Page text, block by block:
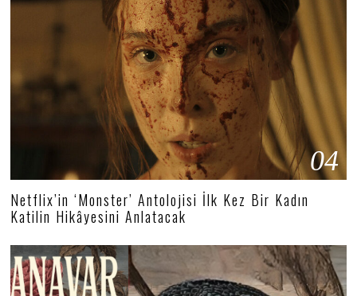
04
Netflix’in ‘Monster’ Antolojisi İlk Kez Bir Kadın
Katilin Hikâyesini Anlatacak